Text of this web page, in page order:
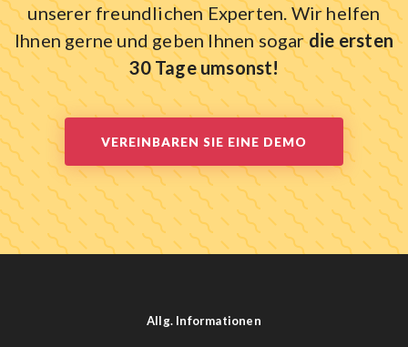
unserer freundlichen Experten. Wir helfen
Ihnen gerne und geben Ihnen sogardie ersten
30 Tage umsonst!
VEREINBAREN SIE EINE DEMO
Allg. Informationen